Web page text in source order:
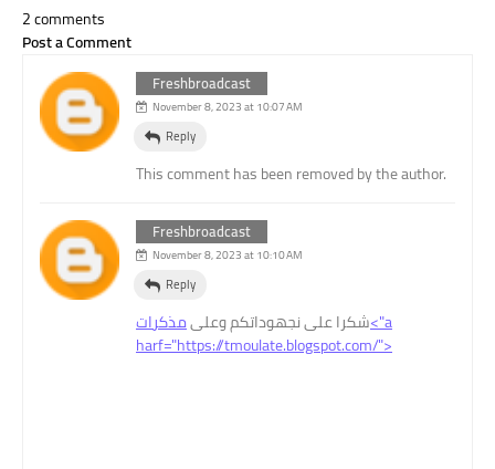
2 comments
Post a Comment
Freshbroadcast
November 8, 2023 at 10:07 AM
This comment has been removed by the author.
Reply
Freshbroadcast
November 8, 2023 at 10:10 AM
شكرا على نجهوداتكم وعلىمذكرات<"a
harf="https://tmoulate.blogspot.com/">
Reply